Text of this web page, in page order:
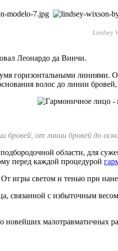
Lindsey
Леонардо да Винчи.
горизонтальными
волос до линии
от линии бровей до
области, для
перед каждой процедурой
игры светом и тенью при
связанной с избыточным
малотравматичных